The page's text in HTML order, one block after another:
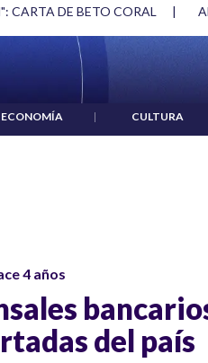
CARTA DE BETO CORAL |
ECONOMÍA | CULTURA
4 años
del país